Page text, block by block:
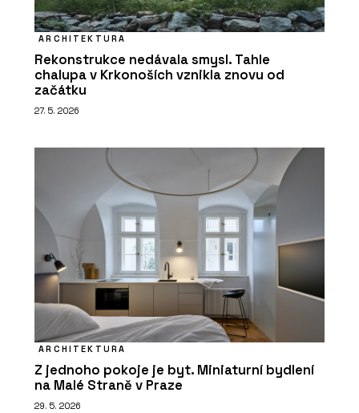
ARCHITEKTURA
Rekonstrukce nedávala smysl. Tahle
chalupa v Krkonoších vznikla znovu od
začátku
27. 5. 2026
ARCHITEKTURA
Z jednoho pokoje je byt. Miniaturní bydlení
na Malé Straně v Praze
29. 5. 2026